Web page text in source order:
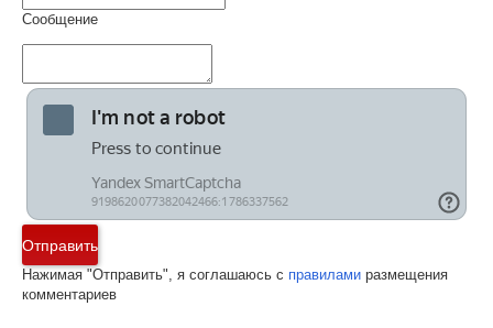
Сообщение
Отправить
Нажимая "Отправить", я соглашаюсь с правилами размещения
комментариев